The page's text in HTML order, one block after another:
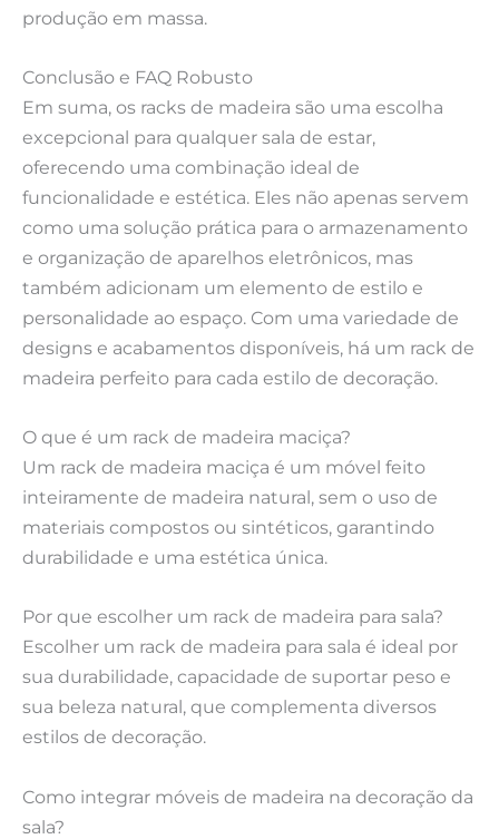
produção em massa.
Conclusão e FAQ Robusto
Em suma, os racks de madeira são uma escolha
excepcional para qualquer sala de estar,
oferecendo uma combinação ideal de
funcionalidade e estética. Eles não apenas servem
como uma solução prática para o armazenamento
e organização de aparelhos eletrônicos, mas
também adicionam um elemento de estilo e
personalidade ao espaço. Com uma variedade de
designs e acabamentos disponíveis, há um rack de
madeira perfeito para cada estilo de decoração.
O que é um rack de madeira maciça?
Um rack de madeira maciça é um móvel feito
inteiramente de madeira natural, sem o uso de
materiais compostos ou sintéticos, garantindo
durabilidade e uma estética única.
Por que escolher um rack de madeira para sala?
Escolher um rack de madeira para sala é ideal por
sua durabilidade, capacidade de suportar peso e
sua beleza natural, que complementa diversos
estilos de decoração.
Como integrar móveis de madeira na decoração da
sala?